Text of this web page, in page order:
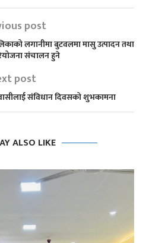
post
लगानीमा बुटवलमा मासु उत्पादन तथा
संचालन हुने
post
वासीलाई संविधान दिवसको शुभकामना
ALSO LIKE